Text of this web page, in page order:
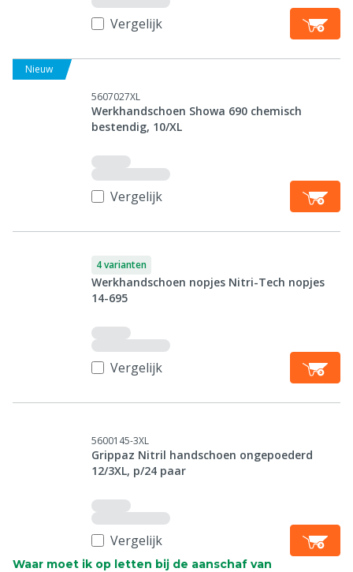
Vergelijk
Nieuw
5607027XL
Werkhandschoen Showa 690 chemisch
bestendig, 10/XL
Vergelijk
4 varianten
Werkhandschoen nopjes Nitri-Tech nopjes
14-695
Vergelijk
5600145-3XL
Grippaz Nitril handschoen ongepoederd
12/3XL, p/24 paar
Vergelijk
Waar moet ik op letten bij de aanschaf van